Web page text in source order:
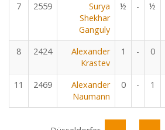
7 2559
Surya
Shekhar
Ganguly
½ - ½
8 2424
Alexander
Krastev
1 - 0
11 2469
Alexander
Naumann
0 - 1